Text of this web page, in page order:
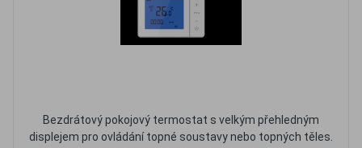
Bezdrátový pokojový termostat s velkým přehledným
displejem pro ovládání topné soustavy nebo topných těles.